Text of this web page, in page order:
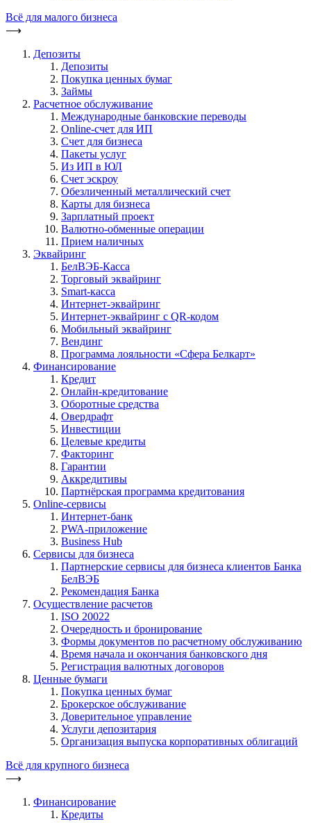
Всё для малого бизнеса
⟶
Депозиты
Депозиты
Покупка ценных бумаг
Займы
Расчетное обслуживание
Международные банковские переводы
Online-счет для ИП
Счет для бизнеса
Пакеты услуг
Из ИП в ЮЛ
Счет эскроу
Обезличенный металлический счет
Карты для бизнеса
Зарплатный проект
Валютно-обменные операции
Прием наличных
Эквайринг
БелВЭБ-Касса
Торговый эквайринг
Smart-касса
Интернет-эквайринг
Интернет-эквайринг с QR-кодом
Мобильный эквайринг
Вендинг
Программа лояльности «Сфера Белкарт»
Финансирование
Кредит
Онлайн-кредитование
Оборотные средства
Овердрафт
Инвестиции
Целевые кредиты
Факторинг
Гарантии
Аккредитивы
Партнёрская программа кредитования
Online-сервисы
Интернет-банк
PWA-приложение
Business Hub
Сервисы для бизнеса
Партнерские сервисы для бизнеса клиентов Банка
БелВЭБ
Рекомендация Банка
Осуществление расчетов
ISO 20022
Очередность и бронирование
Формы документов по расчетному обслуживанию
Время начала и окончания банковского дня
Регистрация валютных договоров
Ценные бумаги
Покупка ценных бумаг
Брокерское обслуживание
Доверительное управление
Услуги депозитария
Организация выпуска корпоративных облигаций
Всё для крупного бизнеса
⟶
Финансирование
Кредиты